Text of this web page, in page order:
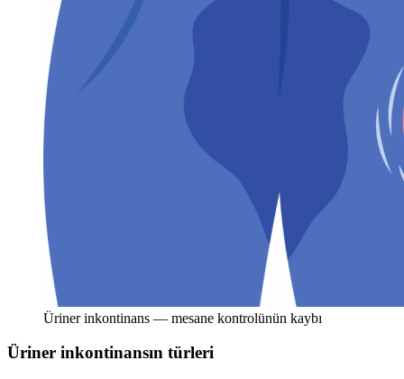
Üriner inkontinans — mesane kontrolünün kaybı
Üriner inkontinansın türleri